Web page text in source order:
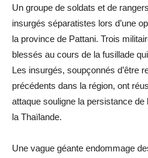
Un groupe de soldats et de
insurgés séparatistes lors d’une
la province de Pattani. Trois
blessés au cours de la fusillade
Les insurgés, soupçonnés d’être
précédents dans la région, ont
attaque souligne la persistance de
la Thaïlande.
Une vague géante endommage